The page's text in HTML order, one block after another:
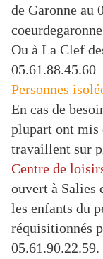
de Garonne au
Ou à La Clef
05.61.88.45.60
Personnes
En cas de
plupart ont mis
travaillent sur
Centre de
ouvert à Salies
les enfants du
réquisitionnés
05.61.90.22.59.